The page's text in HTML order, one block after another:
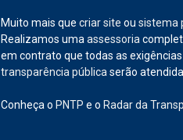
Muito mais que criar site ou sistema
Realizamos uma assessoria
em contrato que todas as
transparência pública serão
Conheça o PNTP e o Radar da